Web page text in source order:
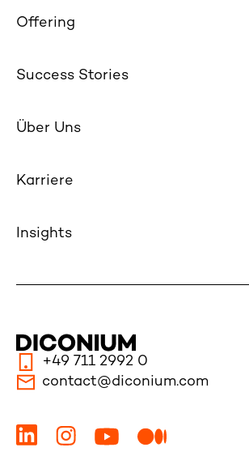
Offering
Success Stories
Über Uns
Karriere
Insights
+49 711 2992 0
contact@diconium.com